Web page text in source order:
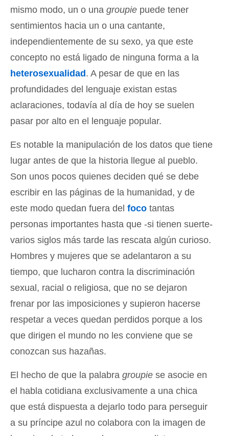
mismo modo, un o una groupie puede tener
sentimientos hacia un o una cantante,
independientemente de su sexo, ya que este
concepto no está ligado de ninguna forma a la
heterosexualidad. A pesar de que en las
profundidades del lenguaje existan estas
aclaraciones, todavía al día de hoy se suelen
pasar por alto en el lenguaje popular.
Es notable la manipulación de los datos que tiene
lugar antes de que la historia llegue al pueblo.
Son unos pocos quienes deciden qué se debe
escribir en las páginas de la humanidad, y de
este modo quedan fuera del foco tantas
personas importantes hasta que -si tienen suerte-
varios siglos más tarde las rescata algún curioso.
Hombres y mujeres que se adelantaron a su
tiempo, que lucharon contra la discriminación
sexual, racial o religiosa, que no se dejaron
frenar por las imposiciones y supieron hacerse
respetar a veces quedan perdidos porque a los
que dirigen el mundo no les conviene que se
conozcan sus hazañas.
El hecho de que la palabra groupie se asocie en
el habla cotidiana exclusivamente a una chica
que está dispuesta a dejarlo todo para perseguir
a su príncipe azul no colabora con la imagen de